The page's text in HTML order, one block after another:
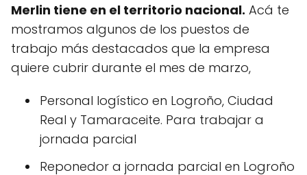
Merlin tiene en el territorio nacional. Acá te
mostramos algunos de los puestos de
trabajo más destacados que la empresa
quiere cubrir durante el mes de marzo,
Personal logístico en Logroño, Ciudad
Real y Tamaraceite. Para trabajar a
jornada parcial
Reponedor a jornada parcial en Logroño